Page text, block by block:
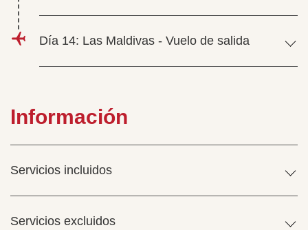
Día 14: Las Maldivas - Vuelo de salida
Información
Servicios incluidos
Servicios excluidos